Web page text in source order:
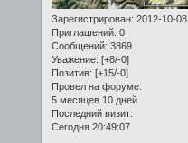
Зарегистрирован: 2012-10-08
Приглашений: 0
Сообщений: 3869
Уважение: [+8/-0]
Позитив: [+15/-0]
Провел на форуме:
5 месяцев 10 дней
Последний визит:
Сегодня 20:49:07